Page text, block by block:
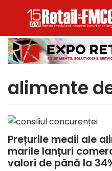
la
conținut
alimente
Prețurile medii ale
marile lanțuri
valori de până la